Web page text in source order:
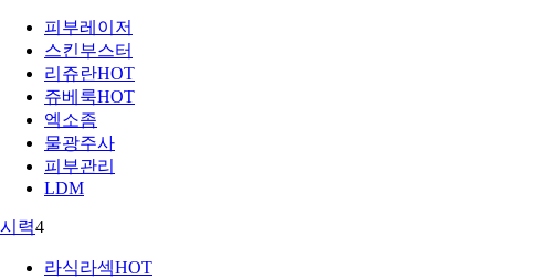
피부레이저
스킨부스터
리쥬란HOT
쥬베룩HOT
엑소좀
물광주사
피부관리
LDM
시력4
라식라섹HOT